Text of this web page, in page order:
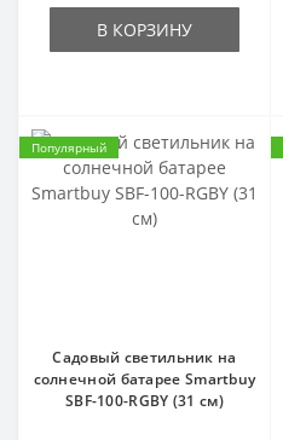
В КОРЗИНУ
Популярный
Садовый светильник на
солнечной батарее Smartbuy
SBF-100-RGBY (31 см)